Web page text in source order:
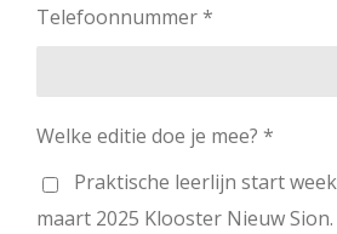
Telefoonnummer *
Welke editie doe je mee? *
Praktische leerlijn start
maart 2025 Klooster Nieuw Sion.